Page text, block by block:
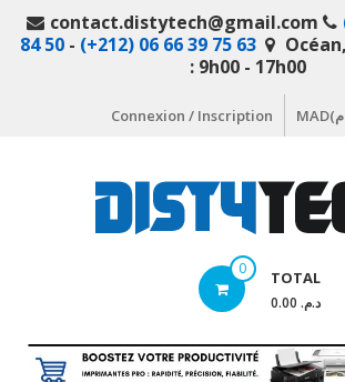
contact.distytech@gmail.com
84 50 - (+212) 06 66 39 75 63
: 9h00 - 17h00
Connexion / Inscription
en
ligne
0 TOTAL
د.م. 0.00